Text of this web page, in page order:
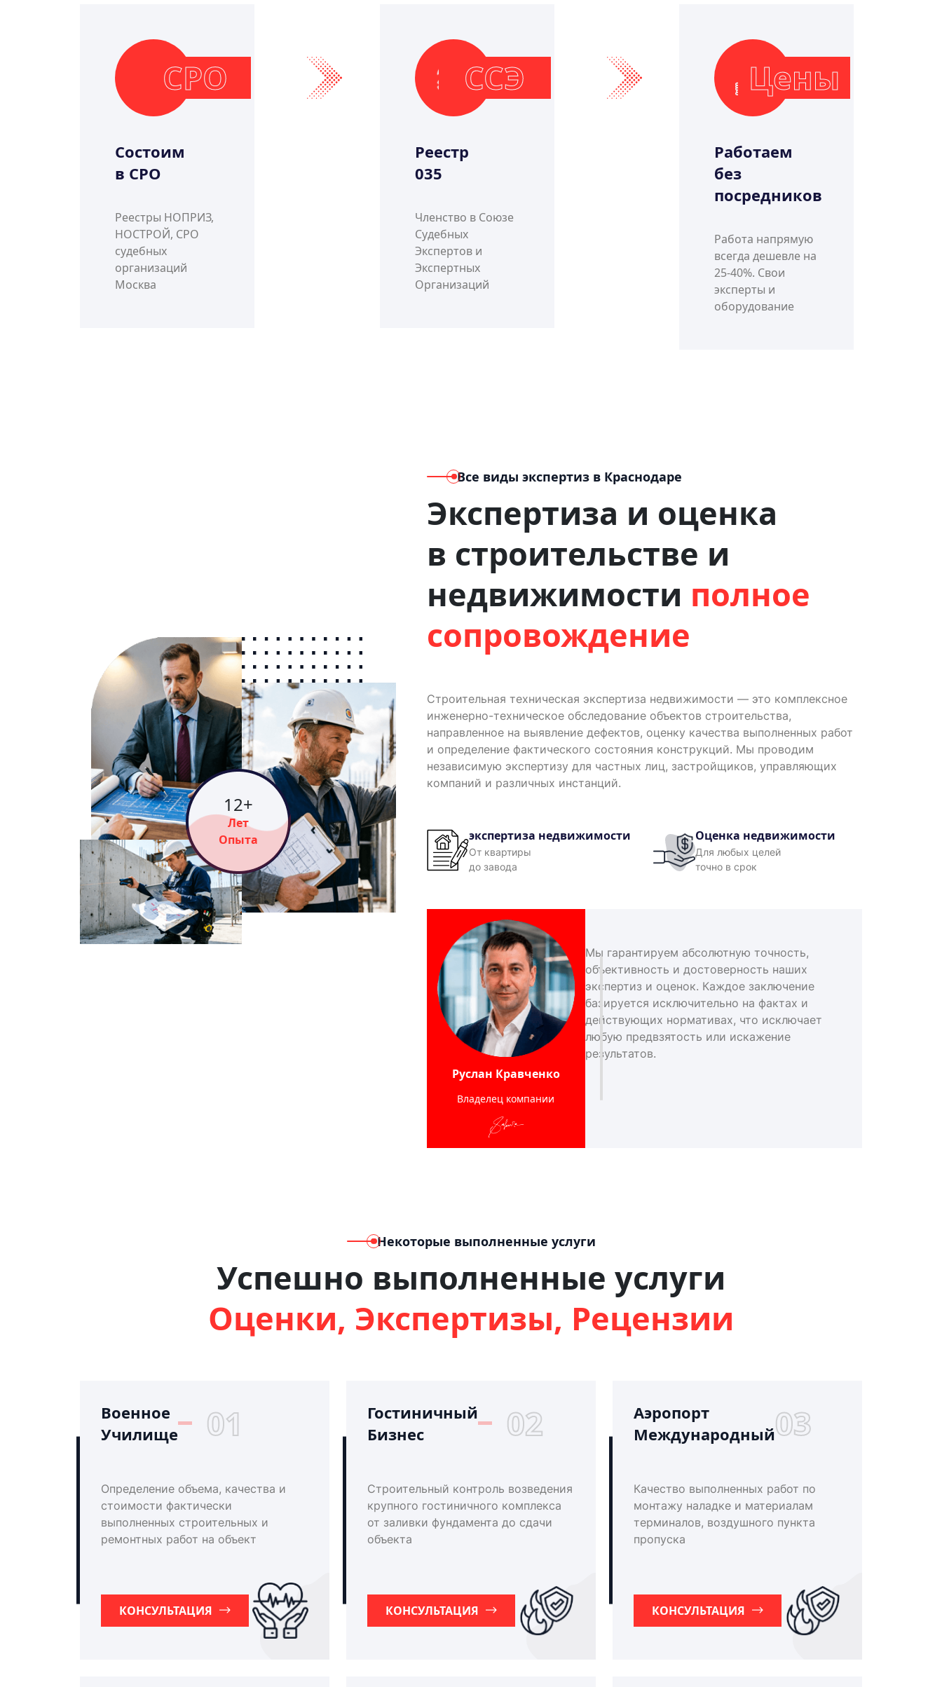
СРО
Состоим
в СРО
Реестры НОПРИЗ,
НОСТРОЙ, СРО
судебных
организаций
Москва
ССЭ
Реестр
035
Членство в Союзе
Судебных
Экспертов и
Экспертных
Организаций
Цены
Работаем
без
посредников
Работа напрямую
всегда дешевле на
25-40%. Свои
эксперты и
оборудование
16+
Лет
Опыта
Все виды экспертиз в Краснодаре
Экспертиза и оценка
в строительстве и
недвижимости полное
сопровождение
Строительная техническая экспертиза недвижимости — это комплексное
инженерно-техническое обследование объектов строительства,
направленное на выявление дефектов, оценку качества выполненных работ
и определение фактического состояния конструкций. Мы проводим
независимую экспертизу для частных лиц, застройщиков, управляющих
компаний и различных инстанций.
экспертиза недвижимости
От квартиры
до завода
Оценка недвижимости
Для любых целей
точно в срок
Руслан Кравченко
Владелец компании
Мы гарантируем абсолютную точность,
объективность и достоверность наших
экспертиз и оценок. Каждое заключение
базируется исключительно на фактах и
действующих нормативах, что исключает
любую предвзятость или искажение
результатов.
Некоторые выполненные услуги
Успешно выполненные услуги
Оценки, Экспертизы, Рецензии
Военное
Училище
01
Определение объема, качества и
стоимости фактически
выполненных строительных и
ремонтных работ на объект
КОНСУЛЬТАЦИЯ
Гостиничный
Бизнес
02
Строительный контроль возведения
крупного гостиничного комплекса
от заливки фундамента до сдачи
объекта
КОНСУЛЬТАЦИЯ
Аэропорт
Международный03
Качество выполненных работ по
монтажу наладке и материалам
терминалов, воздушного пункта
пропуска
КОНСУЛЬТАЦИЯ